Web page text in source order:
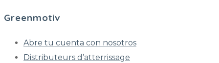
Greenmotiv
Abre tu cuenta con nosotros
Distributeurs d’atterrissage